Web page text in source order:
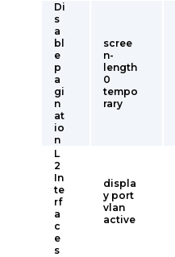
Di
s
a
bl
e
p
a
gi
n
at
io
n
scree
n-
length
0
tempo
rary
L
2
In
te
rf
a
c
e
s
displa
y port
vlan
active